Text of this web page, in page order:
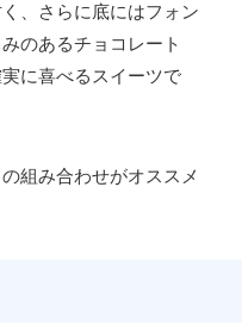
、さらに底にはフォン
のあるチョコレート
に喜べるスイーツで
組み合わせがオススメ